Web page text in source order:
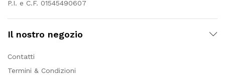
P.I. e C.F. 01545490607
Il nostro negozio
Contatti
Termini & Condizioni